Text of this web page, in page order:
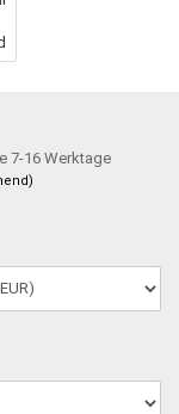
7-16 Werktage